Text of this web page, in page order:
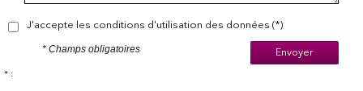
J'accepte les conditions d'utilisation des données (*)
Envoyer
* Champs obligatoires
* :